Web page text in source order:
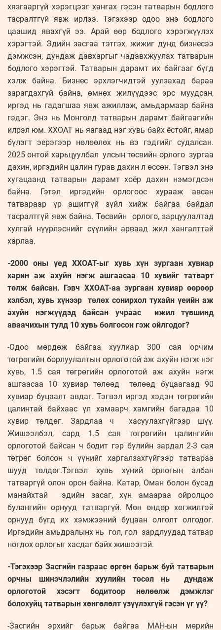
хязгааргүй хэрэгцээг хангах гэсэн татварын бодлого
тасралтгүй явж ирлээ. Тэгэхээр одоо энэ бодлого
цаашид явахгүй ээ. Арай өөр бодлого хэрэгжүүлэх
хэрэгтэй. Эдийн засгаа тэтгэх, жижиг дунд бизнесээ
дэмжсэн, дундаж давхаргыг чадавхжуулах татварын
бодлого хэрэгтэй. Татварын дарамт их байгааг бүгд
хэлж байна. Бизнес эрхлэгчидтэй уулзахад бараа
зарагдахгүй байна, өмнөх жилүүдээс эрс муудсан,
иргэд нь гадагшаа явж ажиллаж, амьдармаар байна
гэдэг. Энэ нь Монголд татварын дарамт байгаагийн
илрэл юм. ХХОАТ нь яагаад нэг хувь байх ёстойг, ямар
бүлэгт эерэгээр нөлөөлөх нь вэ гэдгийг судалсан.
2025 онтой харьцуулбал улсын төсвийн орлого зургаа
дахин, иргэдийн цалин гурав дахин л өссөн. Тэгвэл энэ
хугацаанд татварын дарамт хоёр дахин нэмэгдсэн
байна. Гэтэл иргэдийн орлогоос хурааж авсан
татвараар үр ашиггүй зүйл хийж байгаа байдал
тасралтгүй явж байна. Төсвийн орлого, зарцуулалтад
хулгай нүүрлэснийг сүүлийн арваад жил хангалттай
харлаа.
-2000 оны үед ХХОАТ-ыг хувь хүн зургаан хувиар
харин аж ахуйн нэгж ашгаасаа 10 хувийг татварт
төлж байсан. Гэвч ХХОАТ-аа зургаан хувиар өөрөөр
хэлбэл, хувь хүнээр төлөх сонирхол тухайн үеийн аж
ахуйн нэгжүүдэд байсан учраас ижил түвшинд
аваачихын тулд 10 хувь болгосон гэж ойлгодог?
-Одоо мөрдөж байгаа хуулиар 300 сая орчим
төгрөгийн борлуулалтын орлоготой аж ахуйн нэгж нэг
хувь, 1.5 сая төгрөгийн орлоготой аж ахуйн нэгж
ашгаасаа 10 хувиар төлөөд төлөөд буцаагаад 90
хувиар буцаалт авдаг. Тэгвэл иргэд хэдэн төгрөгийн
цалинтай байхаас үл хамаарч хамгийн багадаа 10
хувир төлдөг. Зардлаа ч хасуулахгүйгээр шүү.
Жишээлбэл, сард 1.5 сая төгрөгийн цалингийн
орлоготой байсан ч бодит гэр бүлийн зардал 2-3 сая
төгрөг болсон ч үүнийг харгалзахгүйгээр татвараа
шууд төлдөг.Тэгвэл хувь хүний орлогын албан
татваргүй олон орон байна. Катар, Оман болон бусад
манайхтай эдийн засаг, хүн амаараа ойролцоо
булангийн орнууд татваргүй. Мөн өндөр хөгжилтэй
орнууд бүгд их хэмжээний буцаан олголт олгодог.
Иргэдийн амьдралынх нь гол, гол зардлуудад татвар
ногдох орлогыг хасдаг байх жишээтэй.
-Тэгэхээр Засгийн газраас өргөн барьж буй татварын
орчны шинэчлэлийн хуулийн төсөл нь дундаж
орлоготой хэсэгт бодитоор нөлөөлж дэмжлэг
болохуйц татварын хөнгөлөлт үзүүлэхгүй гэсэн үг үү?
-Засгийн эрхийг барьж байгаа МАН-ын мөрийн